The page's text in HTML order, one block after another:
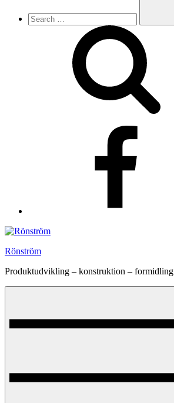
Rönström
Produktudvikling – konstruktion – formidling